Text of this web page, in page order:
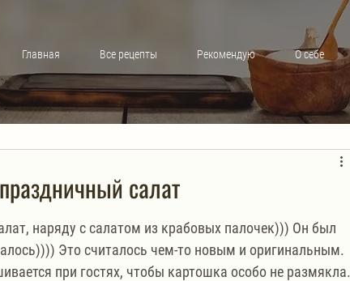
Главная Все рецепты Рекомендую О себе
салат
наряду с салатом из крабовых палочек))) Он был
Это считалось чем-то новым и оригинальным.
при гостях, чтобы картошка особо не размякла.